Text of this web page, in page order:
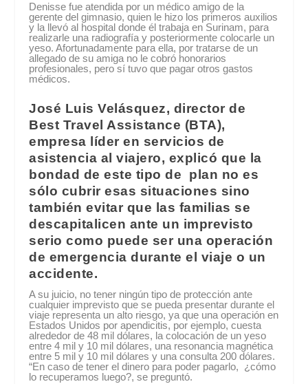
Denisse fue atendida por un médico amigo de la
gerente del gimnasio, quien le hizo los primeros auxilios
y la llevó al hospital donde él trabaja en Surinam, para
realizarle una radiografía y posteriormente colocarle un
yeso. Afortunadamente para ella, por tratarse de un
allegado de su amiga no le cobró honorarios
profesionales, pero sí tuvo que pagar otros gastos
médicos.
José Luis Velásquez, director de
Best Travel Assistance (BTA),
empresa líder en servicios de
asistencia al viajero, explicó que la
bondad de este tipo de plan no es
sólo cubrir esas situaciones sino
también evitar que las familias se
descapitalicen ante un imprevisto
serio como puede ser una operación
de emergencia durante el viaje o un
accidente.
A su juicio, no tener ningún tipo de protección ante
cualquier imprevisto que se pueda presentar durante el
viaje representa un alto riesgo, ya que una operación en
Estados Unidos por apendicitis, por ejemplo, cuesta
alrededor de 48 mil dólares, la colocación de un yeso
entre 4 mil y 10 mil dólares, una resonancia magnética
entre 5 mil y 10 mil dólares y una consulta 200 dólares.
“En caso de tener el dinero para poder pagarlo, ¿cómo
lo recuperamos luego?, se preguntó.